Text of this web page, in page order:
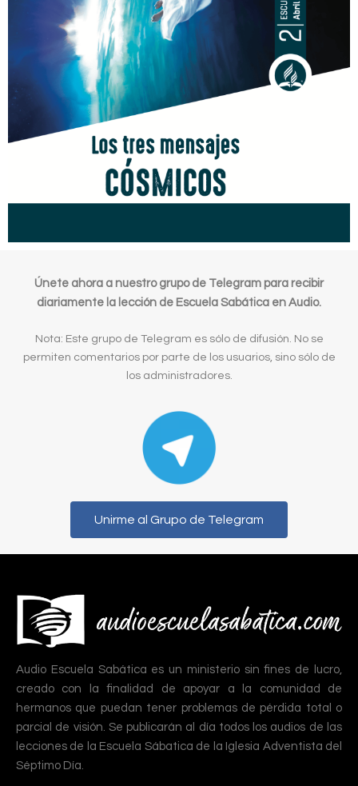
Únete ahora a nuestro grupo de Telegram para recibir
diariamente la lección de Escuela Sabática en Audio.
Nota: Este grupo de Telegram es sólo de difusión. No se
permiten comentarios por parte de los usuarios, sino sólo de
los administradores.
Unirme al Grupo de Telegram
Audio Escuela Sabática es un ministerio sin fines de lucro,
creado con la finalidad de apoyar a la comunidad de
hermanos que puedan tener problemas de pérdida total o
parcial de visión. Se publicarán al día todos los audios de las
lecciones de la Escuela Sábatica de la Iglesia Adventista del
Séptimo Día.